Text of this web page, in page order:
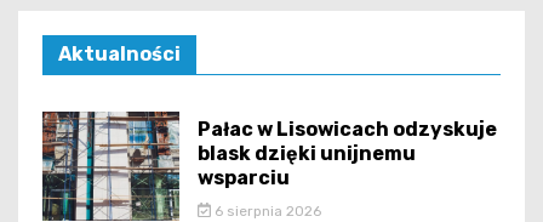
Aktualności
Pałac w Lisowicach odzyskuje
blask dzięki unijnemu
wsparciu
6 sierpnia 2026